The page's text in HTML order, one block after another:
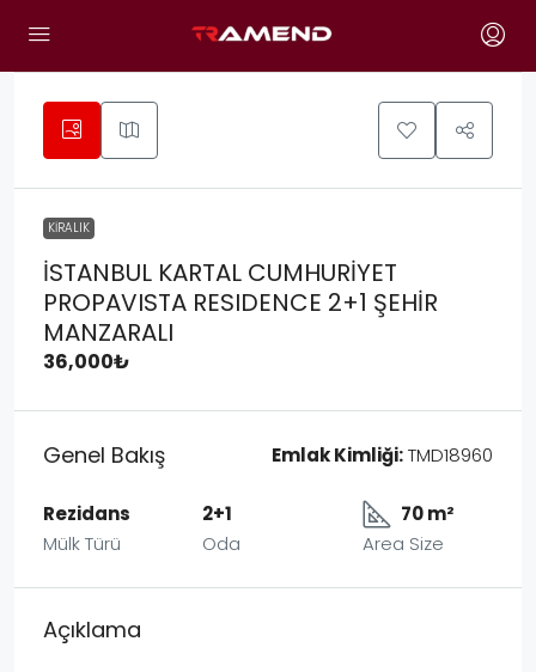
KIRALIK
İSTANBUL KARTAL CUMHURİYET
PROPAVISTA RESIDENCE 2+1 ŞEHİR
MANZARALI
36,000₺
Genel Bakış Emlak Kimliği:TMD18960
Rezidans
Mülk Türü
2+1
Oda
70 m²
Area Size
Açıklama